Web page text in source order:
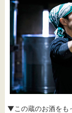
▼この蔵のお酒をも